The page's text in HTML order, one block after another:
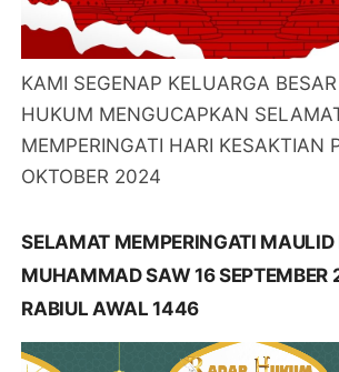
KAMI SEGENAP KELUARGA
HUKUM MENGUCAPKAN
MEMPERINGATI HARI KESAKTIAN
OKTOBER 2024
SELAMAT MEMPERINGATI MAULID
MUHAMMAD SAW 16 SEPTEMBER
RABIUL AWAL 1446